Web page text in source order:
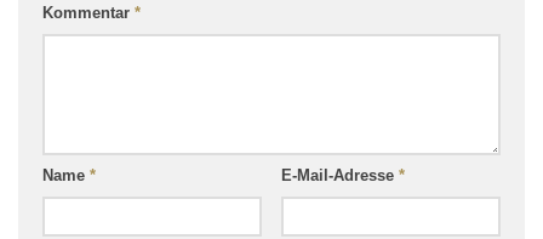
Kommentar *
Name * E-Mail-Adresse *